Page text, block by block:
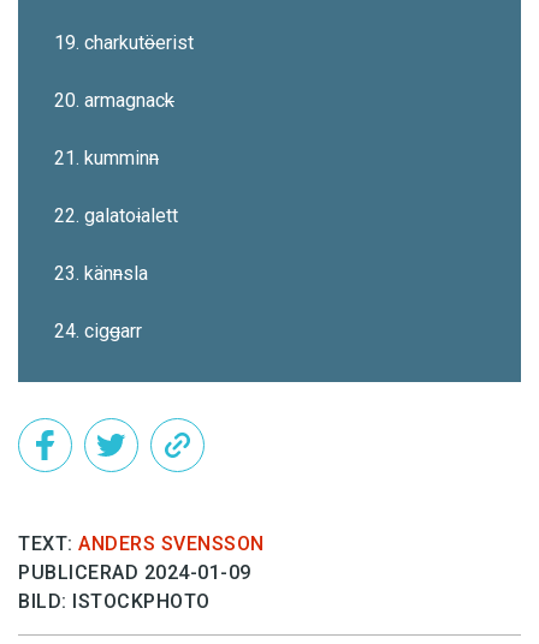
19. charkutöerist
20. armagnack
21. kumminn
22. galatoialett
23. kännsla
24. ciggarr
TEXT: ANDERS SVENSSON
PUBLICERAD 2024-01-09
BILD: ISTOCKPHOTO